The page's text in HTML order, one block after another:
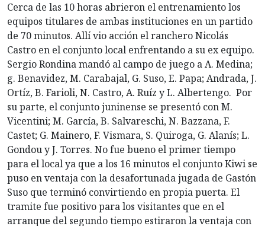
Cerca de las 10 horas abrieron el entrenamiento los
equipos titulares de ambas instituciones en un partido
de 70 minutos. Allí vio acción el ranchero Nicolás
Castro en el conjunto local enfrentando a su ex equipo.
Sergio Rondina mandó al campo de juego a A. Medina;
g. Benavidez, M. Carabajal, G. Suso, E. Papa; Andrada, J.
Ortíz, B. Farioli, N. Castro, A. Ruíz y L. Albertengo. Por
su parte, el conjunto juninense se presentó con M.
Vicentini; M. García, B. Salvareschi, N. Bazzana, F.
Castet; G. Mainero, F. Vismara, S. Quiroga, G. Alanís; L.
Gondou y J. Torres. No fue bueno el primer tiempo
para el local ya que a los 16 minutos el conjunto Kiwi se
puso en ventaja con la desafortunada jugada de Gastón
Suso que terminó convirtiendo en propia puerta. El
tramite fue positivo para los visitantes que en el
arranque del segundo tiempo estiraron la ventaja con